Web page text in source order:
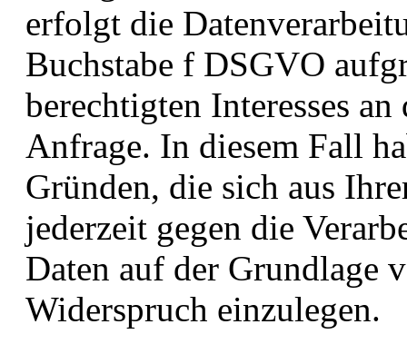
erfolgt die
Buchstabe f DSGVO
berechtigten Interesses
Anfrage. In diesem Fall
Gründen, die sich aus
jederzeit gegen die
Daten auf der Grundlage
Widerspruch einzulegen.